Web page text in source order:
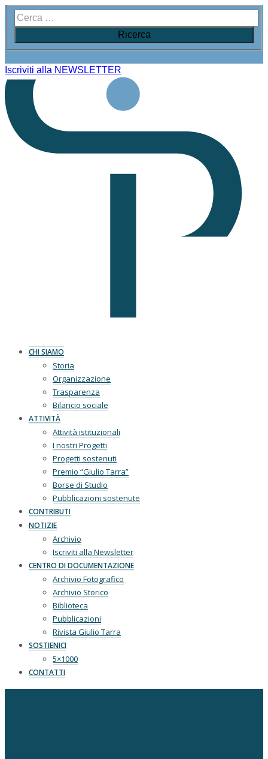
Iscriviti alla NEWSLETTER
CHI SIAMO
Storia
Organizzazione
Trasparenza
Bilancio sociale
ATTIVITÀ
Attività istituzionali
I nostri Progetti
Progetti sostenuti
Premio “Giulio Tarra”
Borse di Studio
Pubblicazioni sostenute
CONTRIBUTI
NOTIZIE
Archivio
Iscriviti alla Newsletter
CENTRO DI DOCUMENTAZIONE
Archivio Fotografico
Archivio Storico
Biblioteca
Pubblicazioni
Rivista Giulio Tarra
SOSTIENICI
5×1000
CONTATTI